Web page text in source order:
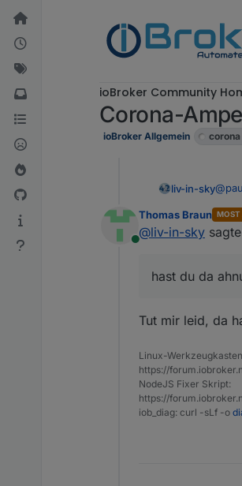
Weiter zum Inhalt
ioBroker Community
Corona-
ioBroker Allgemein corona
liv-in-sky@
@
Online
Thomas Braun
@liv-in-sky
hast du da
Tut mir leid, da
Linux-
https://
NodeJS Fixer Skript:
https://
iob_diag: curl -sLf -o